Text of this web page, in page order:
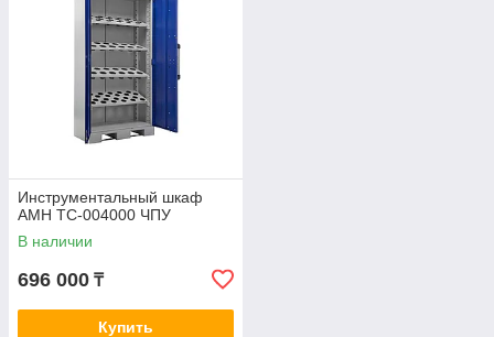
Инструментальный шкаф
AMH TC-004000 ЧПУ
В наличии
696 000 ₸
Купить